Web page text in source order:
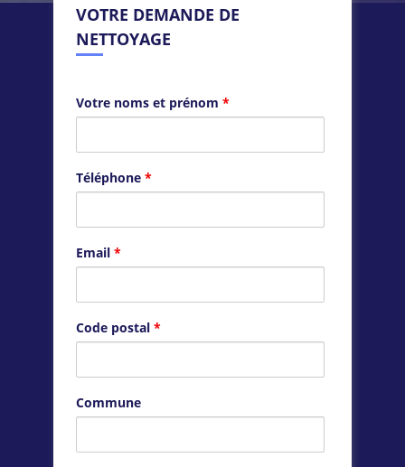
VOTRE DEMANDE DE
NETTOYAGE
Votre noms et prénom *
Téléphone *
Email *
Code postal *
Commune